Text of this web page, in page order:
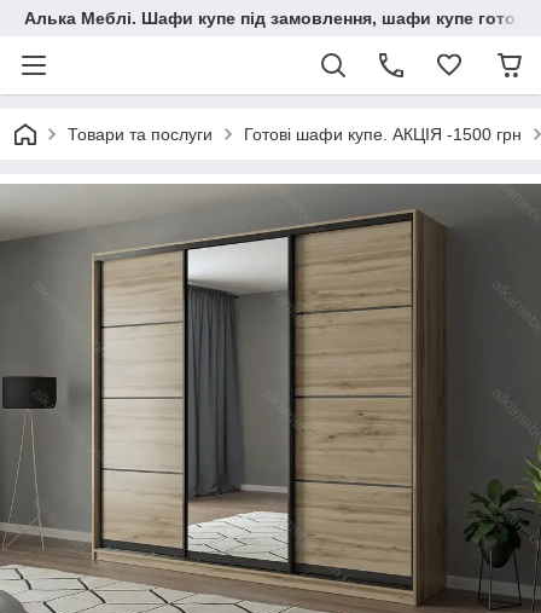
Алька Меблі. Шафи купе під замовлення, шафи купе готові,
Товари та послуги Готові шафи купе. АКЦІЯ -1500 грн